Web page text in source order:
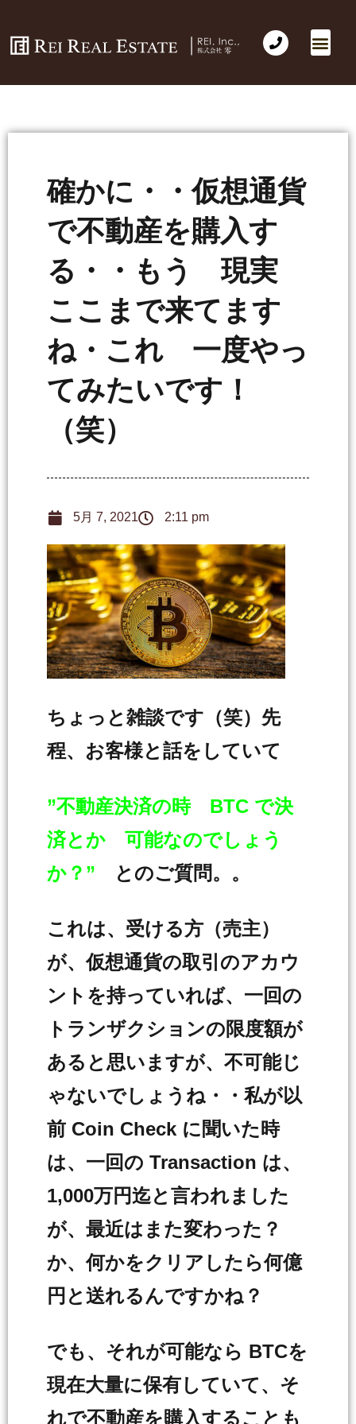
確かに・・仮想通貨
で不動産を購入す
る・・もう 現実
ここまで来てます
ね・これ 一度やっ
てみたいです！
（笑）
5月 7, 2021 2:11 pm
ちょっと雑談です（笑）先
程、お客様と話をしていて
”不動産決済の時 BTC で決
済とか 可能なのでしょう
か？”
とのご質問。。
これは、受ける方（売主）
が、仮想通貨の取引のアカウ
ントを持っていれば、一回の
トランザクションの限度額が
あると思いますが、不可能じ
ゃないでしょうね・・私が以
前 Coin Check に聞いた時
は、一回の Transaction は、
1,000万円迄と言われました
が、最近はまた変わった？
か、何かをクリアしたら何億
円と送れるんですかね？
でも、それが可能なら BTCを
現在大量に保有していて、そ
れで不動産を購入することも